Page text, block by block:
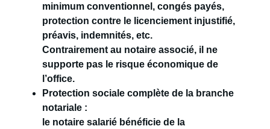
minimum conventionnel, congés payés,
protection contre le licenciement injustifié,
préavis, indemnités, etc.
Contrairement au notaire associé, il ne
supporte pas le risque économique de
l’office.
Protection sociale complète de la branche
notariale :
le notaire salarié bénéficie de la